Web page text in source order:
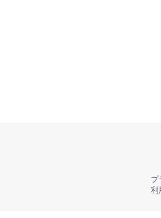
プ
利